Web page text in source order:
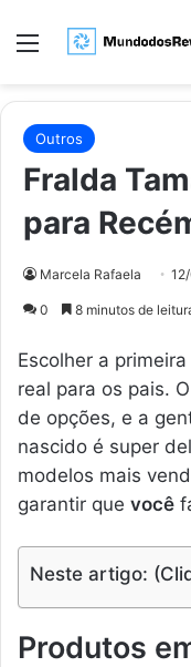
Menu
Outros
Fralda
para
Marcela Rafaela
0 8 minutos de
Escolher a
real para os pais.
de opções, e a
nascido é super
modelos mais
garantir que você
Neste artigo:
Produtos